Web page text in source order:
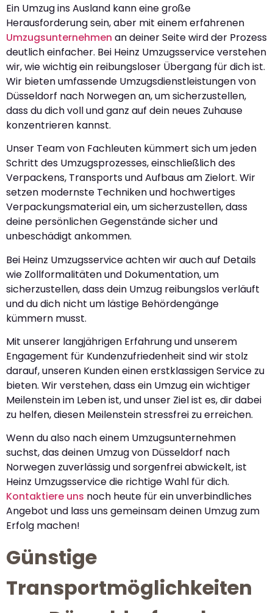
Ein Umzug ins Ausland kann eine große
Herausforderung sein, aber mit einem erfahrenen
Umzugsunternehmen an deiner Seite wird der Prozess
deutlich einfacher. Bei Heinz Umzugsservice verstehen
wir, wie wichtig ein reibungsloser Übergang für dich ist.
Wir bieten umfassende Umzugsdienstleistungen von
Düsseldorf nach Norwegen an, um sicherzustellen,
dass du dich voll und ganz auf dein neues Zuhause
konzentrieren kannst.
Unser Team von Fachleuten kümmert sich um jeden
Schritt des Umzugsprozesses, einschließlich des
Verpackens, Transports und Aufbaus am Zielort. Wir
setzen modernste Techniken und hochwertiges
Verpackungsmaterial ein, um sicherzustellen, dass
deine persönlichen Gegenstände sicher und
unbeschädigt ankommen.
Bei Heinz Umzugsservice achten wir auch auf Details
wie Zollformalitäten und Dokumentation, um
sicherzustellen, dass dein Umzug reibungslos verläuft
und du dich nicht um lästige Behördengänge
kümmern musst.
Mit unserer langjährigen Erfahrung und unserem
Engagement für Kundenzufriedenheit sind wir stolz
darauf, unseren Kunden einen erstklassigen Service zu
bieten. Wir verstehen, dass ein Umzug ein wichtiger
Meilenstein im Leben ist, und unser Ziel ist es, dir dabei
zu helfen, diesen Meilenstein stressfrei zu erreichen.
Wenn du also nach einem Umzugsunternehmen
suchst, das deinen Umzug von Düsseldorf nach
Norwegen zuverlässig und sorgenfrei abwickelt, ist
Heinz Umzugsservice die richtige Wahl für dich.
Kontaktiere uns noch heute für ein unverbindliches
Angebot und lass uns gemeinsam deinen Umzug zum
Erfolg machen!
Günstige
Transportmöglichkeiten